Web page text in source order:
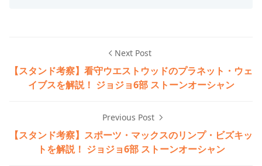
Next Post
【スタンド考察】看守ウエストウッドのプラネット・ウェ
イブスを解説！ ジョジョ6部 ストーンオーシャン
Previous Post
【スタンド考察】スポーツ・マックスのリンプ・ビズキッ
トを解説！ ジョジョ6部 ストーンオーシャン